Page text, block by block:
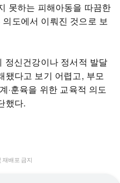
못하는 피해아동을 따끔한
도에서 이뤄진 것으로 보
정신건강이나 정서적 발달
됐다고 보기 어렵고, 부모
·훈육을 위한 교육적 의도
했다.
배포 금지